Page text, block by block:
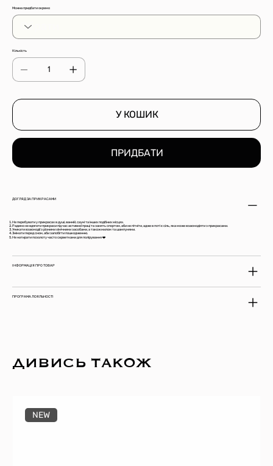
Можна придбати окремо
Кількість
У КОШИК
ПРИДБАТИ
ДОГЛЯД ЗА ПРИКРАСАМИ
Не перебувати у прикрасах в душі, ванній, сауні та інших подібних місцях.
Радимо не вдягати прикраси під час активної праці та занять спортом, аби не пітніти, адже в поті є сіль, яка може взаємодіяти з прикрасами.
Уникати взаємодії з різними хімічними засобами, а також милом та шампунями.
Знімати перед сном, аби запобігти пошкодженню.
Не натирати позолоту часто серветками для полірування ❤️
ІНФОРМАЦІЯ ПРО ТОВАР
ПРОГРАМА ЛОЯЛЬНОСТІ
ДИВИСЬ ТАКОЖ
NEW